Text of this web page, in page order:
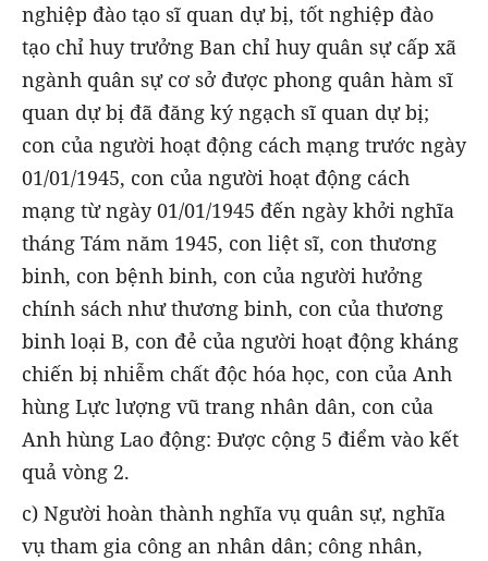
nghiệp đào tạo sĩ quan dự bị, tốt nghiệp đào
tạo chỉ huy trưởng Ban chỉ huy quân sự cấp xã
ngành quân sự cơ sở được phong quân hàm sĩ
quan dự bị đã đăng ký ngạch sĩ quan dự bị;
con của người hoạt động cách mạng trước ngày
01/01/1945, con của người hoạt động cách
mạng từ ngày 01/01/1945 đến ngày khởi nghĩa
tháng Tám năm 1945, con liệt sĩ, con thương
binh, con bệnh binh, con của người hưởng
chính sách như thương binh, con của thương
binh loại B, con đẻ của người hoạt động kháng
chiến bị nhiễm chất độc hóa học, con của Anh
hùng Lực lượng vũ trang nhân dân, con của
Anh hùng Lao động: Được cộng 5 điểm vào kết
quả vòng 2.
c) Người hoàn thành nghĩa vụ quân sự, nghĩa
vụ tham gia công an nhân dân; công nhân,